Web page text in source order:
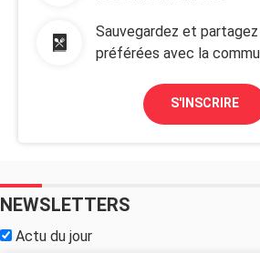
Sauvegardez et
préférées avec la
S'INSCRIRE
NEWSLETTERS
Actu du jour